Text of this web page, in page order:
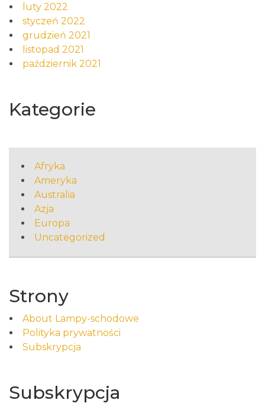
luty 2022
styczeń 2022
grudzień 2021
listopad 2021
październik 2021
Kategorie
Afryka
Ameryka
Australia
Azja
Europa
Uncategorized
Strony
About Lampy-schodowe
Polityka prywatności
Subskrypcja
Subskrypcja